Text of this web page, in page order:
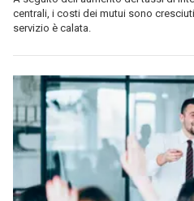
centrali, i costi dei mutui sono
servizio è calata.